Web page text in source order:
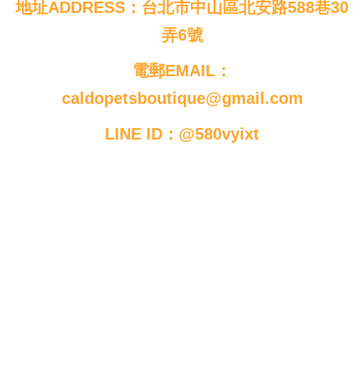
地址ADDRESS：台北市中山區北安路588巷30
弄6號
電郵EMAIL：
caldopetsboutique@gmail.com
LINE ID：@580vyixt